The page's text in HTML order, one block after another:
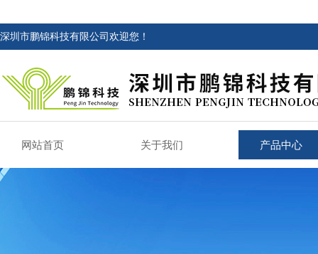
深圳市鹏锦科技有限公司欢迎您！
网站首页 关于我们 产品中心